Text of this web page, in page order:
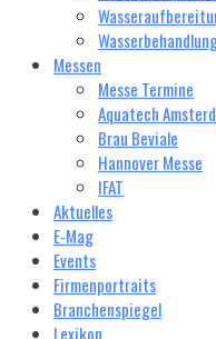
Messen
Messe Termine
Aquatech
Brau Beviale
Hannover Messe
IFAT
Aktuelles
E‑Mag
Events
Firmenportraits
Branchenspiegel
Lexikon